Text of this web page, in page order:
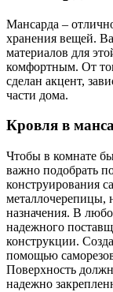
Мансарда –
хранения вещей.
материалов для
комфортным. От
сделан акцент,
части дома.
Кровля в
Чтобы в комнате
важно подобрать
конструирования
металлочерепицы,
назначения. В
надежного
конструкции.
помощью
Поверхность
надежно